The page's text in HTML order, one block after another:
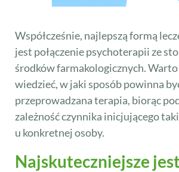
Współcześnie, najlepszą formą
jest połączenie psychoterapii ze
środków farmakologicznych.
wiedzieć, w jaki sposób powinna
przeprowadzana terapia, biorąc
zależność czynnika inicjującego
u konkretnej osoby.
Najskuteczniejsze